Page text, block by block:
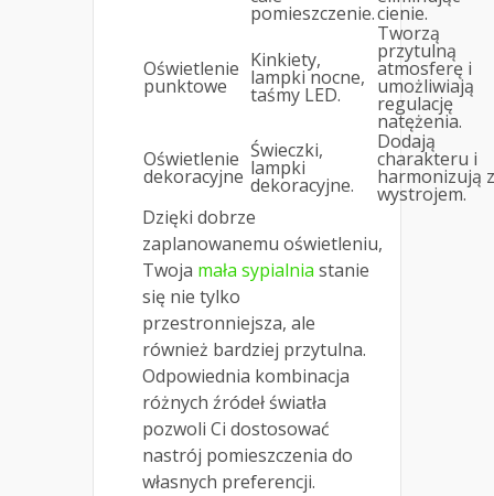
pomieszczenie.cienie.
Oświetlenie
punktowe
Kinkiety,
lampki nocne,
taśmy LED.
Tworzą
przytulną
atmosferę i
umożliwiają
regulację
natężenia.
Oświetlenie
dekoracyjne
Świeczki,
lampki
dekoracyjne.
Dodają
charakteru i
harmonizują z
wystrojem.
Dzięki dobrze
zaplanowanemu oświetleniu,
Twoja mała sypialnia stanie
się nie tylko
przestronniejsza, ale
również bardziej przytulna.
Odpowiednia kombinacja
różnych źródeł światła
pozwoli Ci dostosować
nastrój pomieszczenia do
własnych preferencji.